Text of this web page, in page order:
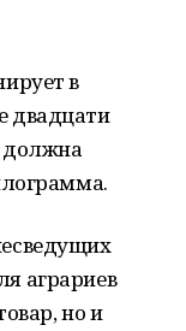
в
двадцати
должна
аграриев
но и